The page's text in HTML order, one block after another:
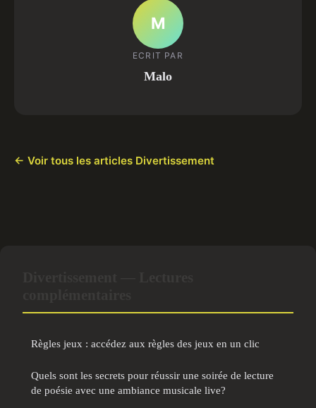
M
ECRIT PAR
Malo
← Voir tous les articles Divertissement
Règles jeux : accédez aux règles des jeux en un clic
Quels sont les secrets pour réussir une soirée de lecture
de poésie avec une ambiance musicale live?